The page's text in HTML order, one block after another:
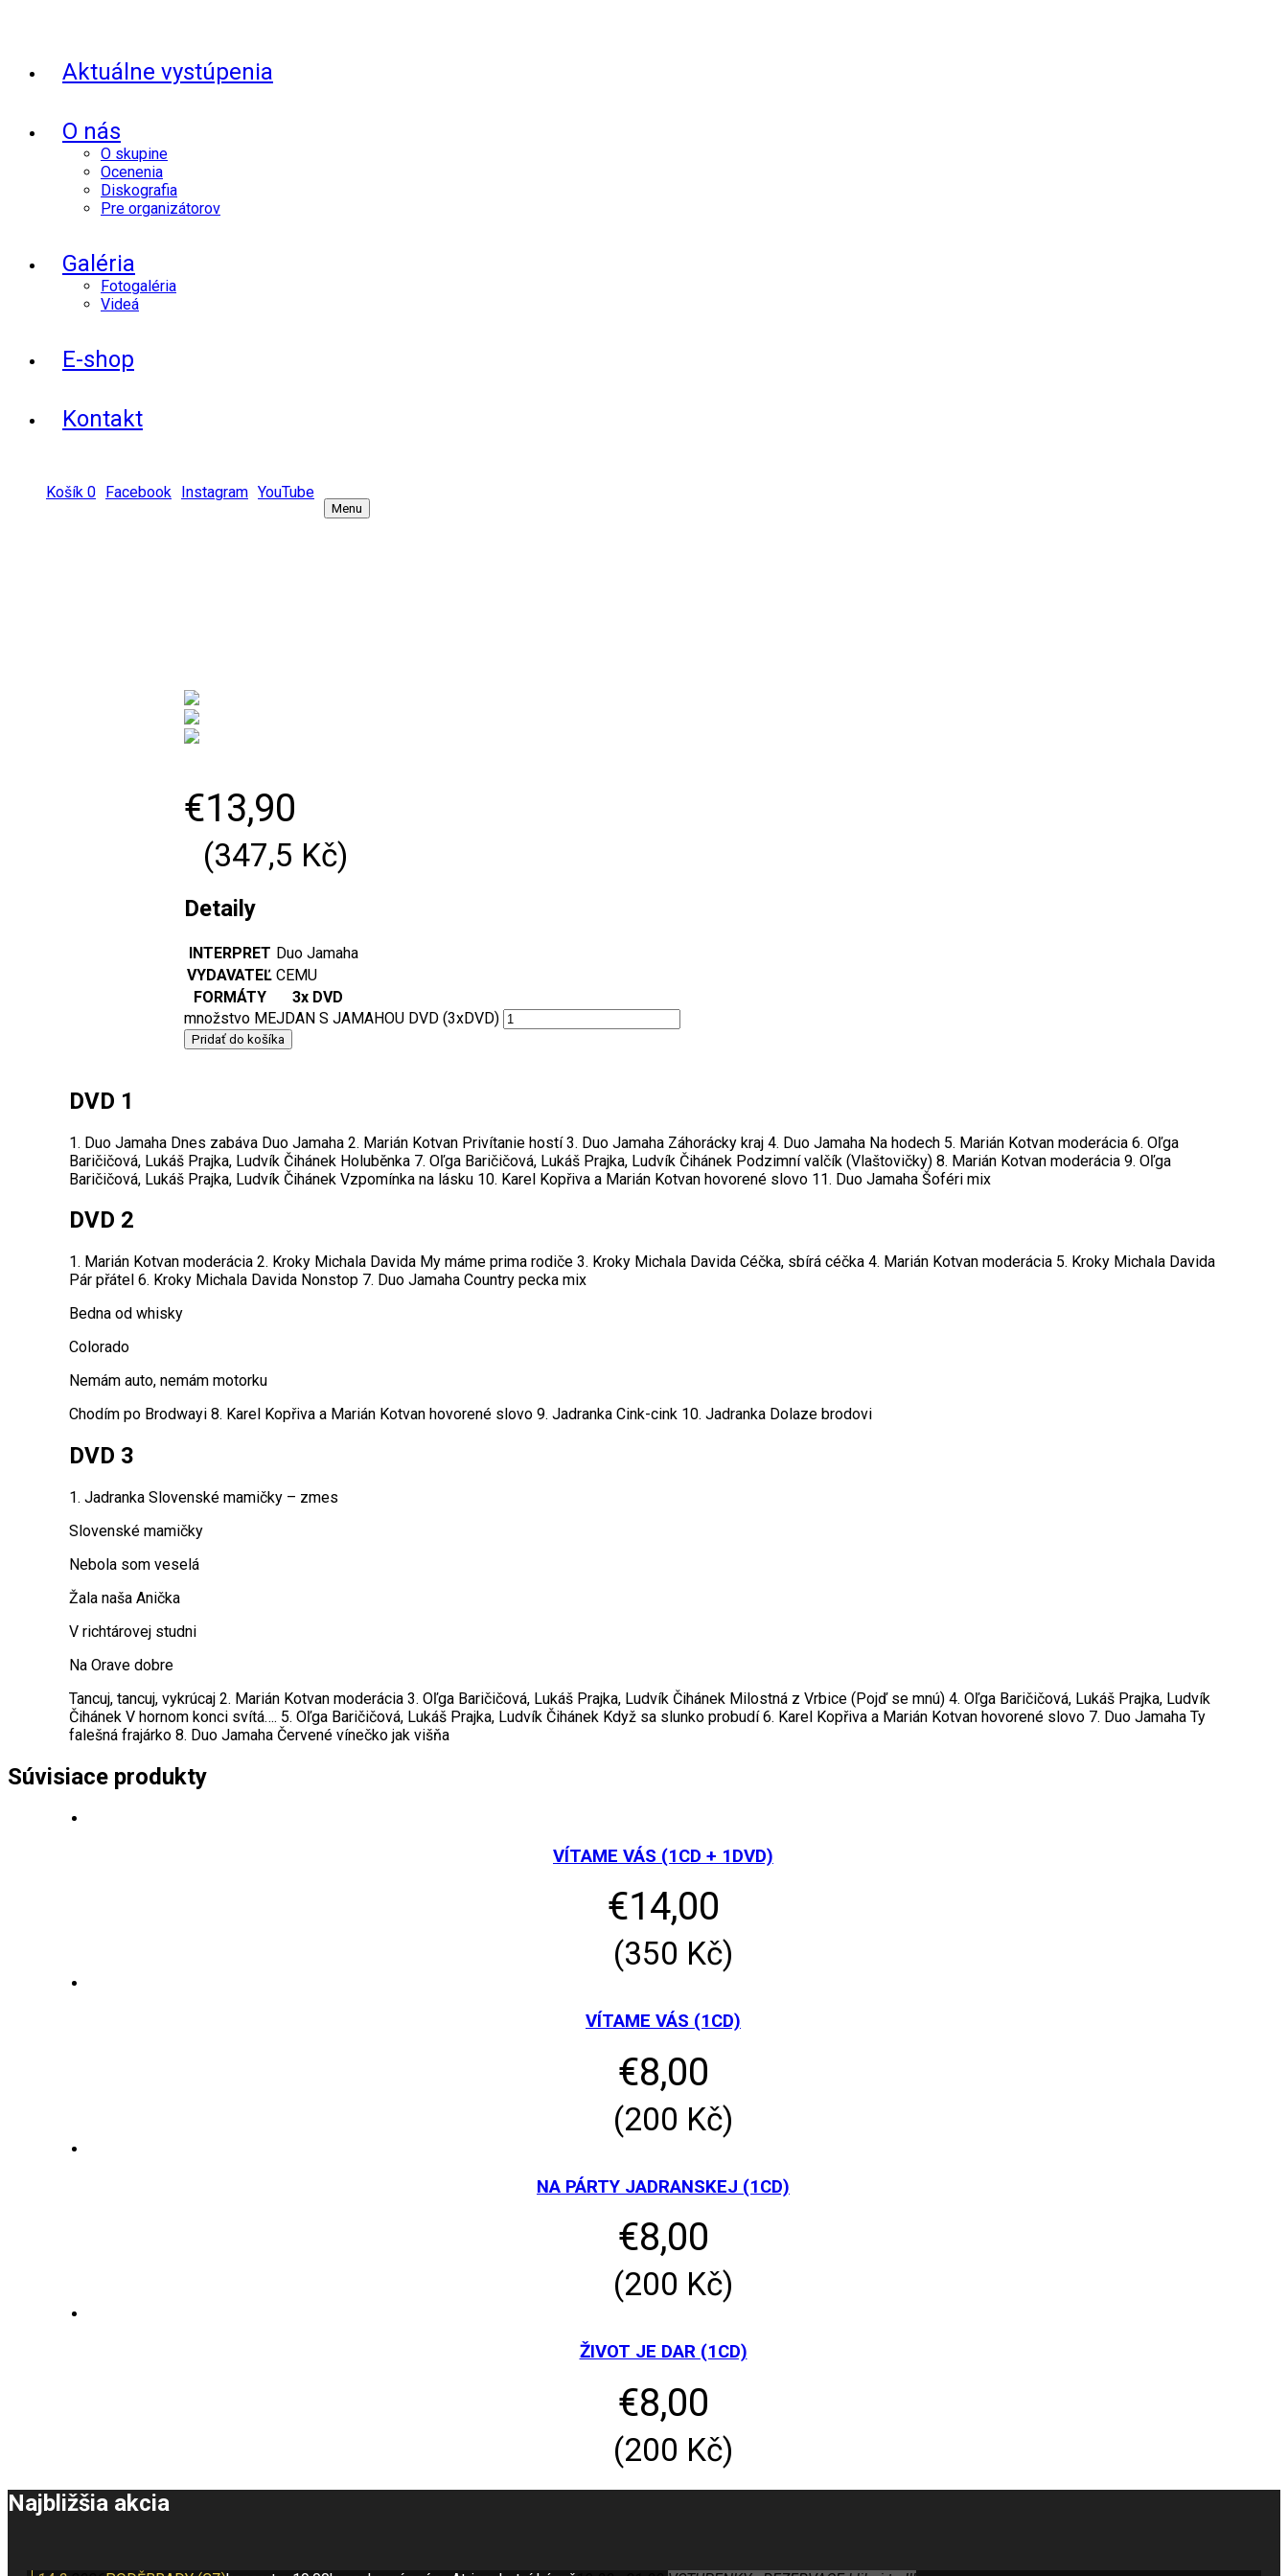
Aktuálne vystúpenia
O nás
O skupine
Ocenenia
Diskografia
Pre organizátorov
Galéria
Fotogaléria
Videá
E-shop
Kontakt
Košík 0 Facebook Instagram YouTube
Menu
€13,90
(347,5 Kč)
Detaily
INTERPRET Duo Jamaha
VYDAVATEĽ CEMU
FORMÁTY
3x DVD
množstvo MEJDAN S JAMAHOU DVD (3xDVD)
Pridať do košíka
DVD 1
1. Duo Jamaha Dnes zabáva Duo Jamaha 2. Marián Kotvan Privítanie hostí 3. Duo Jamaha Záhorácky kraj 4. Duo Jamaha Na hodech 5. Marián Kotvan moderácia 6. Oľga
Baričičová, Lukáš Prajka, Ludvík Čihánek Holuběnka 7. Oľga Baričičová, Lukáš Prajka, Ludvík Čihánek Podzimní valčík (Vlaštovičky) 8. Marián Kotvan moderácia 9. Oľga
Baričičová, Lukáš Prajka, Ludvík Čihánek Vzpomínka na lásku 10. Karel Kopřiva a Marián Kotvan hovorené slovo 11. Duo Jamaha Šoféri mix
DVD 2
1. Marián Kotvan moderácia 2. Kroky Michala Davida My máme prima rodiče 3. Kroky Michala Davida Céčka, sbírá céčka 4. Marián Kotvan moderácia 5. Kroky Michala Davida
Pár přátel 6. Kroky Michala Davida Nonstop 7. Duo Jamaha Country pecka mix
Bedna od whisky
Colorado
Nemám auto, nemám motorku
Chodím po Brodwayi 8. Karel Kopřiva a Marián Kotvan hovorené slovo 9. Jadranka Cink-cink 10. Jadranka Dolaze brodovi
DVD 3
1. Jadranka Slovenské mamičky – zmes
Slovenské mamičky
Nebola som veselá
Žala naša Anička
V richtárovej studni
Na Orave dobre
Tancuj, tancuj, vykrúcaj 2. Marián Kotvan moderácia 3. Oľga Baričičová, Lukáš Prajka, Ludvík Čihánek Milostná z Vrbice (Pojď se mnú) 4. Oľga Baričičová, Lukáš Prajka, Ludvík
Čihánek V hornom konci svítá…. 5. Oľga Baričičová, Lukáš Prajka, Ludvík Čihánek Když sa slunko probudí 6. Karel Kopřiva a Marián Kotvan hovorené slovo 7. Duo Jamaha Ty
falešná frajárko 8. Duo Jamaha Červené vínečko jak višňa
Súvisiace produkty
VÍTAME VÁS (1CD + 1DVD)
€14,00
(350 Kč)
VÍTAME VÁS (1CD)
€8,00
(200 Kč)
NA PÁRTY JADRANSKEJ (1CD)
€8,00
(200 Kč)
ŽIVOT JE DAR (1CD)
€8,00
(200 Kč)
Najbližšia akcia